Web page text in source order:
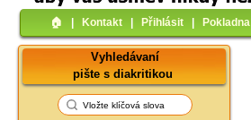
🏠︎ Kontakt Přihlásit Pokladna
Vyhledávaní
pište s diakritikou